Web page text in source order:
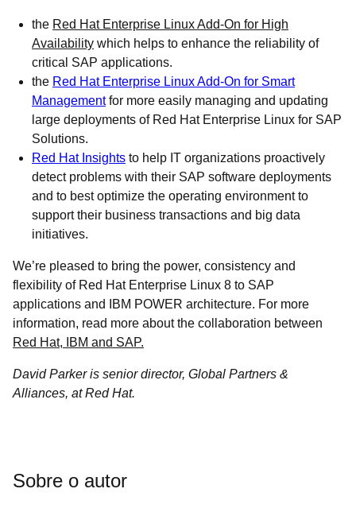
the Red Hat Enterprise Linux Add-On for High
Availability which helps to enhance the reliability of
critical SAP applications.
the Red Hat Enterprise Linux Add-On for Smart
Managementfor more easily managing and updating
large deployments of Red Hat Enterprise Linux for SAP
Solutions.
Red Hat Insights to help IT organizations proactively
detect problems with their SAP software deployments
and to best optimize the operating environment to
support their business transactions and big data
initiatives.
We’re pleased to bring the power, consistency and
flexibility of Red Hat Enterprise Linux 8 to SAP
applications and IBM POWER architecture. For more
information, read more about the collaboration between
Red Hat, IBM and SAP.
David Parker is senior director, Global Partners &
Alliances, at Red Hat.
Sobre o autor